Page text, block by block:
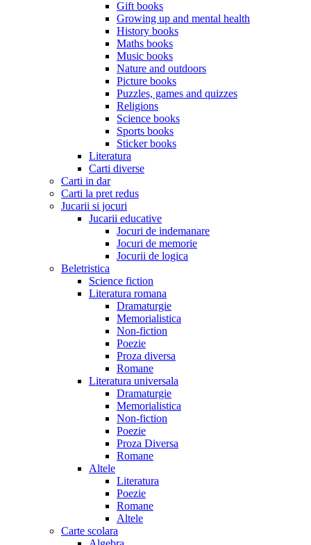
Gift books
Growing up and mental health
History books
Maths books
Music books
Nature and outdoors
Picture books
Puzzles, games and quizzes
Religions
Science books
Sports books
Sticker books
Literatura
Carti diverse
Carti in dar
Carti la pret redus
Jucarii si jocuri
Jucarii educative
Jocuri de indemanare
Jocuri de memorie
Jocurii de logica
Beletristica
Science fiction
Literatura romana
Dramaturgie
Memorialistica
Non-fiction
Poezie
Proza diversa
Romane
Literatura universala
Dramaturgie
Memorialistica
Non-fiction
Poezie
Proza Diversa
Romane
Altele
Literatura
Poezie
Romane
Altele
Carte scolara